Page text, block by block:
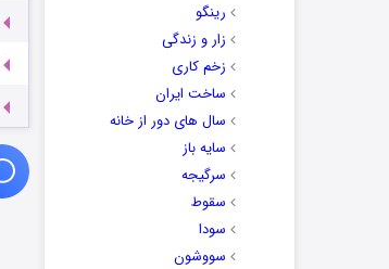
رینگو
زار و زندگی
زخم کاری
ساخت ایران
سال های دور از خانه
سایه باز
سرگیجه
سقوط
سودا
سووشون